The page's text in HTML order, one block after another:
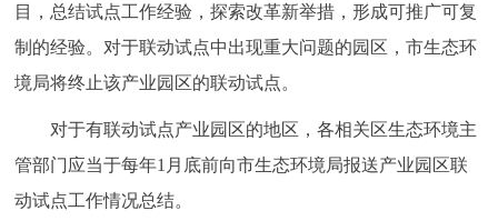
目，总结试点工作经验，探索改革新举措，形成可推广可复
制的经验。对于联动试点中出现重大问题的园区，市生态环
境局将终止该产业园区的联动试点。
对于有联动试点产业园区的地区，各相关区生态环境主
管部门应当于每年1月底前向市生态环境局报送产业园区联
动试点工作情况总结。